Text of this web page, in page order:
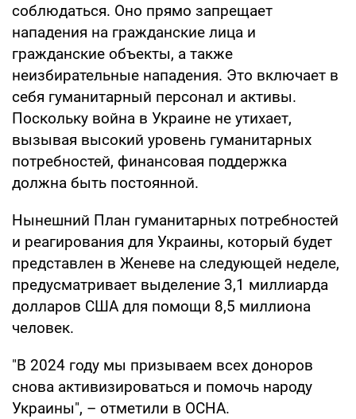
соблюдаться. Оно прямо запрещает
нападения на гражданские лица и
гражданские объекты, а также
неизбирательные нападения. Это включает в
себя гуманитарный персонал и активы.
Поскольку война в Украине не утихает,
вызывая высокий уровень гуманитарных
потребностей, финансовая поддержка
должна быть постоянной.
Нынешний План гуманитарных потребностей
и реагирования для Украины, который будет
представлен в Женеве на следующей неделе,
предусматривает выделение 3,1 миллиарда
долларов США для помощи 8,5 миллиона
человек.
"В 2024 году мы призываем всех доноров
снова активизироваться и помочь народу
Украины", – отметили в ОСНА.